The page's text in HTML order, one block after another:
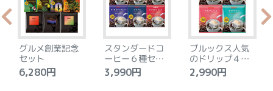
グルメ創業記念
セット
6,280円
スタンダードコ
ーヒー６種セッ
ト
3,990円
ブルックス人気
のドリップ４種
セット
2,990円